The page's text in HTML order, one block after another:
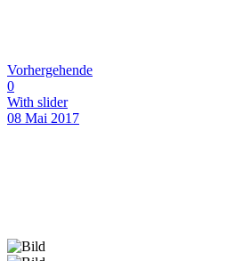
Vorhergehende
0
With slider
08 Mai 2017